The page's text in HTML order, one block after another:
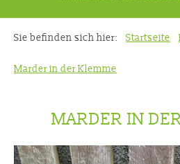
Sie befinden sich hier: Startseite
Marder in der Klemme
MARDER IN